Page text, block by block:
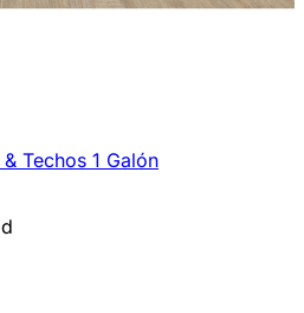
Techos 1 Galón